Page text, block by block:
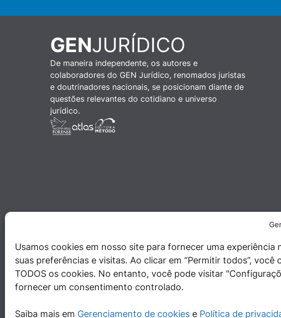
Usamos cookies em nosso site para fornecer uma experiência
suas preferências e visitas. Ao clicar em “Permitir todos”, você
TODOS os cookies. No entanto, você pode visitar
fornecer um consentimento controlado.
Saiba mais em Gerenciamento de cookies e Política de
GENJURÍDICO
De maneira independente, os autores e
colaboradores do GEN Jurídico, renomados juristas
e doutrinadores nacionais, se posicionam diante de
questões relevantes do cotidiano e universo
jurídico.